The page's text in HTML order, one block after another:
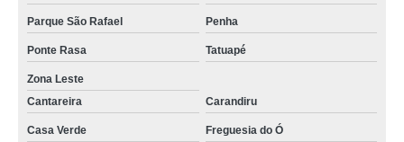
Parque São Rafael Penha
Ponte Rasa Tatuapé
Zona Leste
Cantareira
Carandiru
Casa Verde Freguesia do Ó